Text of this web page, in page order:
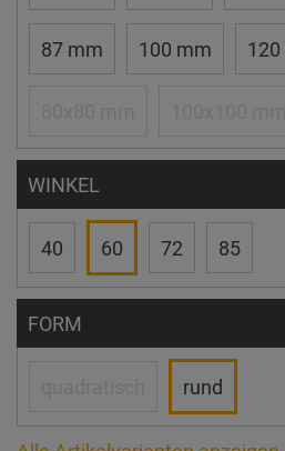
87 mm 100 mm
WINKEL
40 60 72 85
FORM
rund